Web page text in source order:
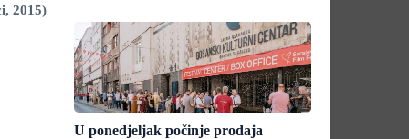
2015)
U ponedjeljak počinje prodaja